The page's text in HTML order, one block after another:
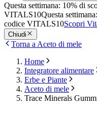
Questa settimana: 10% di
VITALS10Questa
codice VITALS10Scopri
Chiudi
Torna a Aceto di mele
Home
Integratore alimentare
Erbe e Piante
Aceto di mele
Trace Minerals